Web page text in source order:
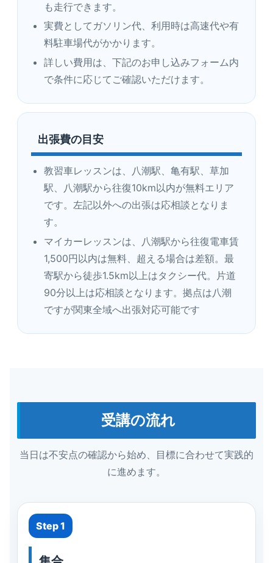
も走行できます。
実費としてガソリン代、利用時は高速代や有
料駐車場代がかかります。
詳しい費用は、下記のお申し込みフォーム内
で条件に応じてご確認いただけます。
出張費の目安
教習車レッスンは、八潮駅、亀有駅、草加
駅、八潮駅から往復10km以内が無料エリア
です。左記以外への出張は応相談となりま
す。
マイカーレッスンは、八潮駅から往復電車賃
1,500円以内は無料、超える場合は差額。最
寄駅から徒歩1.5km以上はタクシー代。片道
90分以上は応相談となります。拠点は八潮
ですが関東全域へ出張対応可能です
受講の流れ
当日は不安点の確認から始め、目標に合わせて実践的
に進めます。
Step 1